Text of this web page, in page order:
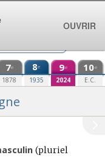
7e
1878
8e
1935
9e
2024
10e
E.C.
(pluriel
OUVRIR